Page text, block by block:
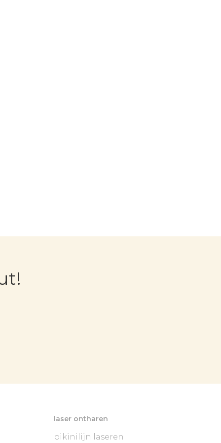
laser ontharen
bikinilijn laseren